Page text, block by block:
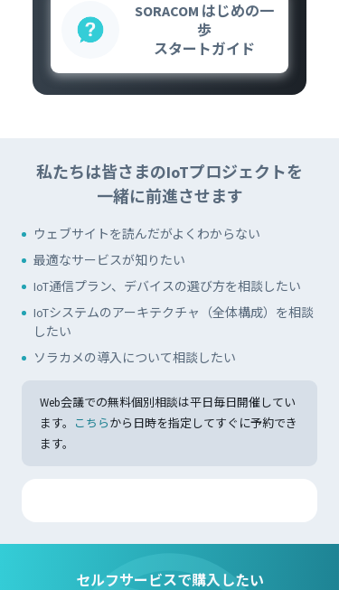
SORACOM はじめの一
歩
スタートガイド
私たちは皆さまのIoTプロジェクトを
一緒に前進させます
ウェブサイトを読んだがよくわからない
最適なサービスが知りたい
IoT通信プラン、デバイスの選び方を相談したい
IoTシステムのアーキテクチャ（全体構成）を相談
したい
ソラカメの導入について相談したい
Web会議での無料個別相談は平日毎日開催してい
ます。
こちらから日時を指定してすぐに予約でき
ます。
セルフサービスで購入したい